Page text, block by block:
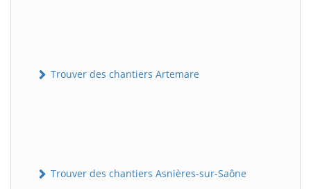
Trouver des chantiers Artemare
Trouver des chantiers Asnières-sur-Saône